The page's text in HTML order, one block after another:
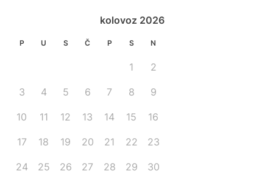
kolovoz 2026
P U S Č P S N
1 2
3 4 5 6 7 8 9
10 11 12 13 14 15 16
17 18 19 20 21 22 23
24 25 26 27 28 29 30